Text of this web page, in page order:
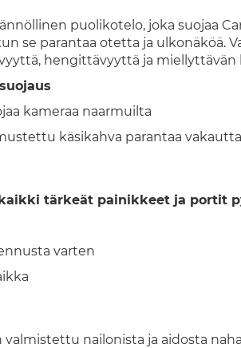
puolikotelo, joka suojaa
se parantaa otetta ja ulkonäköä.
hengittävyyttä ja
kameraa naarmuilta
käsikahva parantaa vakautta
tärkeät painikkeet ja portit
varten
nailonista ja aidosta